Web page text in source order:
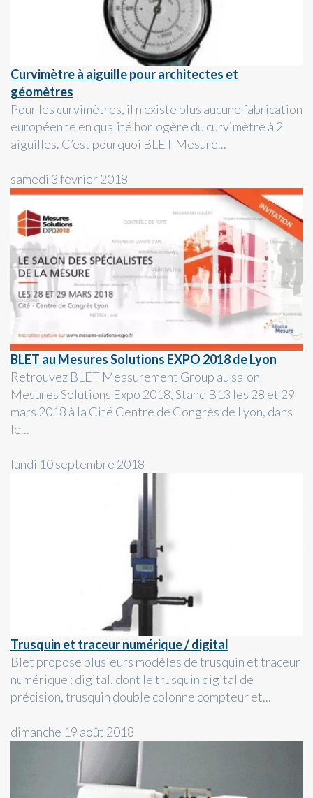
Curvimètre à aiguille pour architectes et
géomètres
Pour les curvimètres, il n'existe plus aucune fabrication
européenne en qualité horlogère du curvimètre à 2
aiguilles. C’est pourquoi BLET Mesure...
samedi 3 février 2018
BLET au Mesures Solutions EXPO 2018 de Lyon
Retrouvez BLET Measurement Group au salon
Mesures Solutions Expo 2018, Stand B13 les 28 et 29
mars 2018 à la Cité Centre de Congrès de Lyon, dans
le...
lundi 10 septembre 2018
Trusquin et traceur numérique / digital
Blet propose plusieurs modèles de trusquin et traceur
numérique : digital, dont le trusquin digital de
précision, trusquin double colonne compteur et...
dimanche 19 août 2018